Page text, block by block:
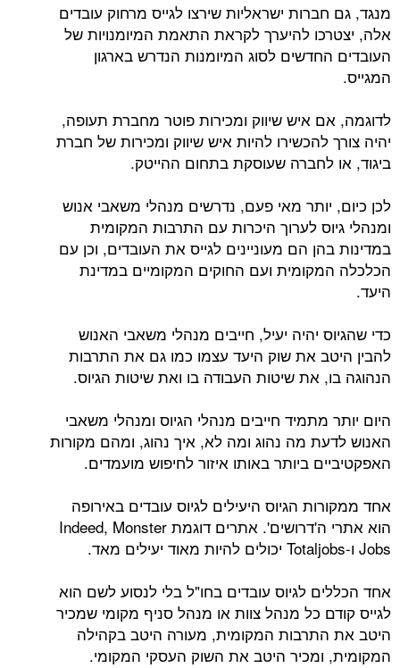
מנגד, גם חברות ישראליות שירצו לגייס מרחוק עובדים
אלה, יצטרכו להיערך לקראת התאמת המיומנויות של
העובדים החדשים לסוג המיומנות הנדרש בארגון
המגייס.
לדוגמה, אם איש שיווק ומכירות פוטר מחברת תעופה,
יהיה צורך להכשירו להיות איש שיווק ומכירות של חברת
ביגוד, או לחברה שעוסקת בתחום ההייטק.
לכן כיום, יותר מאי פעם, נדרשים מנהלי משאבי אנוש
ומנהלי גיוס לערוך היכרות עם התרבות המקומית
במדינות בהן הם מעוניינים לגייס את העובדים, וכן עם
הכלכלה המקומית ועם החוקים המקומיים במדינת
היעד.
כדי שהגיוס יהיה יעיל, חייבים מנהלי משאבי האנוש
להבין היטב את שוק היעד עצמו כמו גם את התרבות
הנהוגה בו, את שיטות העבודה בו ואת שיטות הגיוס.
היום יותר מתמיד חייבים מנהלי הגיוס ומנהלי משאבי
האנוש לדעת מה נהוג ומה לא, איך נהוג, ומהם מקורות
האפקטיביים ביותר באותו איזור לחיפוש מועמדים.
אחד ממקורות הגיוס היעילים לגיוס עובדים באירופה
הוא אתרי ה'דרושים'. אתרים דוגמת Indeed, Monster
Jobs ו-Totaljobs יכולים להיות מאוד יעילים מאד.
אחד הכללים לגיוס עובדים בחו"ל בלי לנסוע לשם הוא
לגייס קודם כל מנהל צוות או מנהל סניף מקומי שמכיר
היטב את התרבות המקומית, מעורה היטב בקהילה
המקומית, ומכיר היטב את השוק העסקי המקומי.